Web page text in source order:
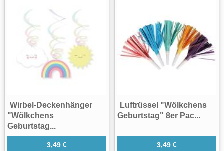
Wirbel-Deckenhänger
"Wölkchens
Geburtstag...
3,49 €
Luftrüssel "Wölkchens
Geburtstag" 8er Pac...
3,49 €